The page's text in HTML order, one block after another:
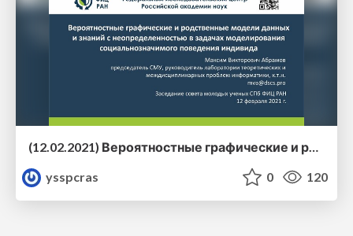
(12.02.2021) Вероятностные графические и родственные модели данных и знаний с неопределенностью в задачах моделирования социальнозначимого поведения индивида
ysspcras
0 120